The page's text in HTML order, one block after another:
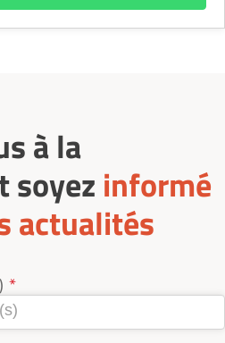
à la
soyez informé
actualités